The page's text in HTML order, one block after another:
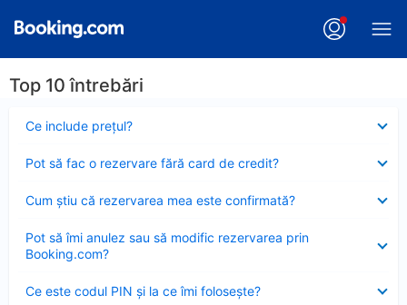
Top 10 întrebări
Ce include preţul?
închis
Pot să fac o rezervare fără card de credit?
închis
Cum ştiu că rezervarea mea este confirmată?
închis
Pot să îmi anulez sau să modific rezervarea prin
Booking.com?
închis
Ce este codul PIN şi la ce îmi foloseşte?
închis